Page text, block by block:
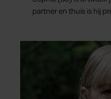
partner en thuis is hij
ze samen onder de